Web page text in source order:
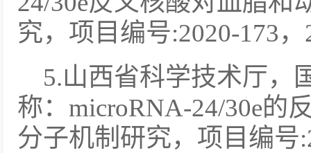
究，项目编号:2020-173
5.山西省科学技术厅，
称：microRNA-24/30e的
分子机制研究，项目编号